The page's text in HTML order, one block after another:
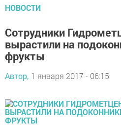
НОВОСТИ
Сотрудники
вырастили на
фрукты
Автор, 1 января 2017 - 06:15